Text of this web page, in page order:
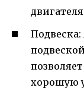
хорошую